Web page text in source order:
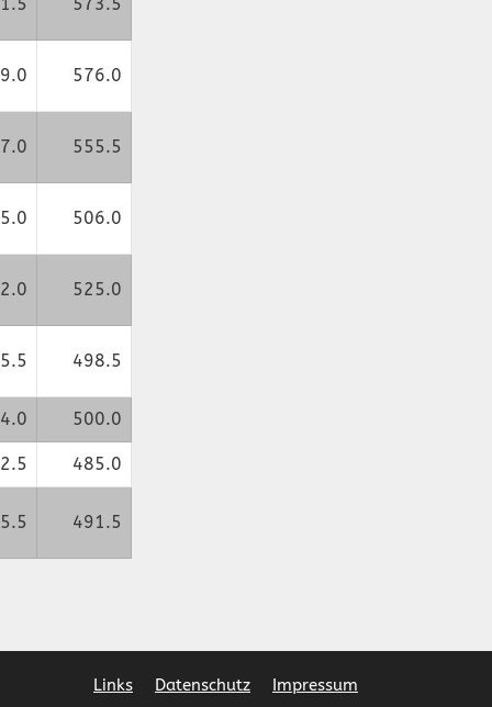
576.0
555.5
506.0
525.0
498.5
500.0
485.0
491.5
Links Datenschutz Impressum